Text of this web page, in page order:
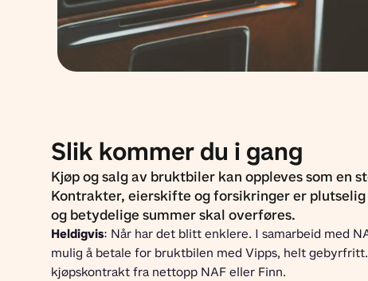
Slik kommer du i gang
Kjøp og salg av bruktbiler kan oppleves som en
Kontrakter, eierskifte og forsikringer er
og betydelige summer skal overføres.
Heldigvis: Når har det blitt enklere. I samarbeid med
mulig å betale for bruktbilen med Vipps, helt
kjøpskontrakt fra nettopp NAF eller Finn.